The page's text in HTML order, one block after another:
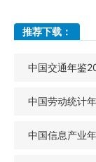
推荐下载：
中国交通年鉴
中国劳动统计
中国信息产业